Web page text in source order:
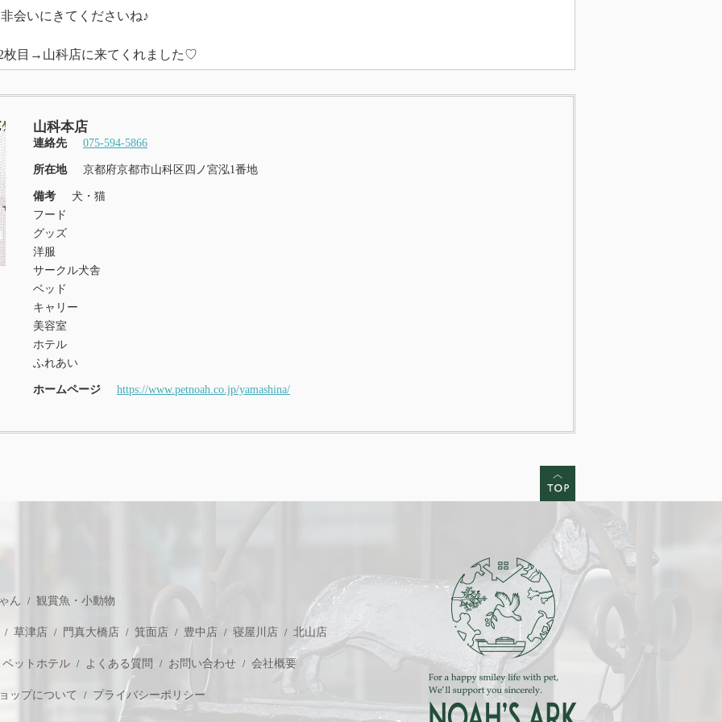
会いにきてくださいね♪
枚目→山科店に来てくれました♡
山科本店
連絡先 075-594-5866
所在地 京都府京都市山科区四ノ宮泓1番地
備考
犬・猫
フード
グッズ
洋服
サークル犬舎
ベッド
キャリー
美容室
ホテル
ふれあい
ホームページ https://www.petnoah.co.jp/yamashina/
ん 観賞魚・小動物
草津店 門真大橋店 箕面店 豊中店 寝屋川店 北山店
ペットホテル よくある質問 お問い合わせ 会社概要
ップについて プライバシーポリシー